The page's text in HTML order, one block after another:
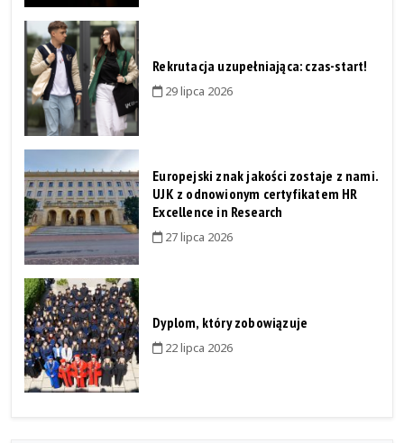
Rekrutacja uzupełniająca: czas-start!
29 lipca 2026
Europejski znak jakości zostaje z nami.
UJK z odnowionym certyfikatem HR
Excellence in Research
27 lipca 2026
Dyplom, który zobowiązuje
22 lipca 2026